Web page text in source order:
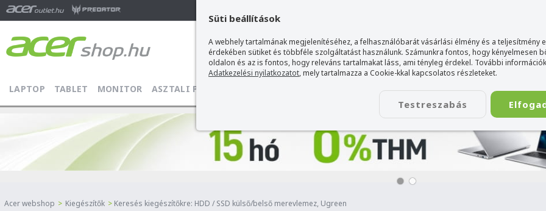
Süti beállítások
A webhely tartalmának megjelenítéséhez, a felhasználóbarát vásárlási élmény és a teljesítmény
érdekében sütiket és többféle szolgáltatást használunk. Számunkra fontos, hogy kényelmesen
oldalon és az is fontos, hogy releváns tartalmakat láss, ami tényleg érdekel. További
Adatkezelési nyilatkozatot, mely tartalmazza a Cookie-kkal kapcsolatos részleteket.
Testreszabás
LAPTOP TABLET MONITOR ASZTALI PC KIEGÉSZÍTŐ KAPCSOLAT
Acer webshop > Kiegészítők > Keresés kiegészítőkre: HDD / SSD külső/belső merevlemez, Ugreen